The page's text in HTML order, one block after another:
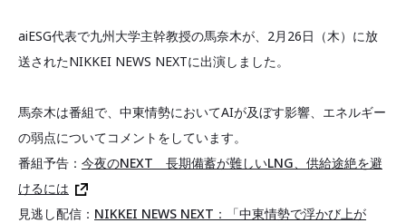
aiESG代表で九州大学主幹教授の馬奈木が、2月26日（木）に放
送されたNIKKEI NEWS NEXTに出演しました。
馬奈木は番組で、中東情勢においてAIが及ぼす影響、エネルギー
の弱点についてコメントをしています。
番組予告： 今夜のNEXT 長期備蓄が難しいLNG、供給途絶を避
けるには
見逃し配信： NIKKEI NEWS NEXT：「中東情勢で浮かび上が